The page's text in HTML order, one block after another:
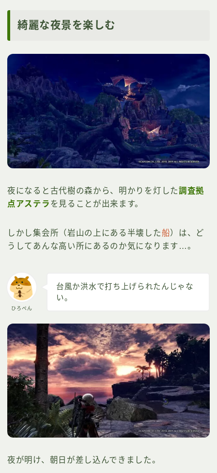
綺麗な夜景を楽しむ
夜になると古代樹の森から、明かりを灯した調査拠
点アステラ を見ることが出来ます。
しかし集会所（岩山の上にある半壊した船）は、ど
うしてあんな高い所にあるのか気になります…。
ひろぺん
台風か洪水で打ち上げられたんじゃな
い。
夜が明け、朝日が差し込んできました。